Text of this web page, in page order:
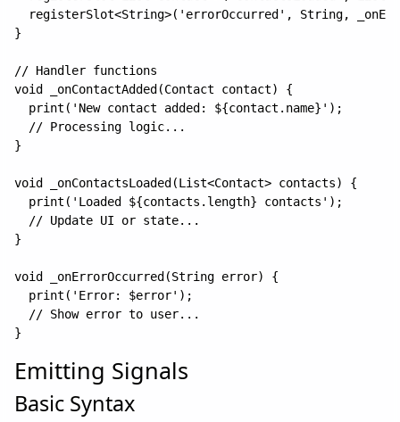
registerSlot<String>('errorOccurred', String,
}
// Handler functions
void _onContactAdded(Contact contact) {
  print('New contact added: ${contact.name}');
  // Processing logic...
}
void _onContactsLoaded(List<Contact> contacts) {
  print('Loaded ${contacts.length} contacts');
  // Update UI or state...
}
void _onErrorOccurred(String error) {
  print('Error: $error');
  // Show error to user...
Emitting Signals
Basic Syntax